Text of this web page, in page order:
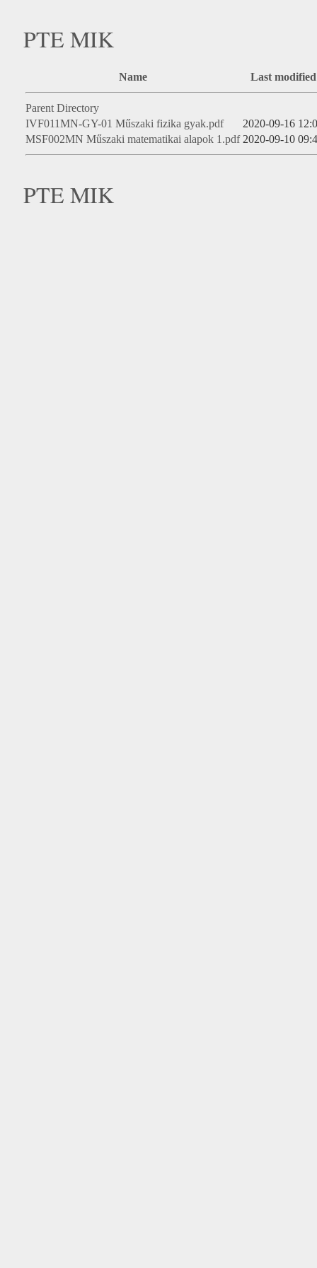
PTE MIK
Name Last modified
Parent Directory
IVF011MN-GY-01 Műszaki fizika gyak.pdf
2020-09-16
MSF002MN Műszaki matematikai alapok 1.pdf 2020-09-10
PTE MIK